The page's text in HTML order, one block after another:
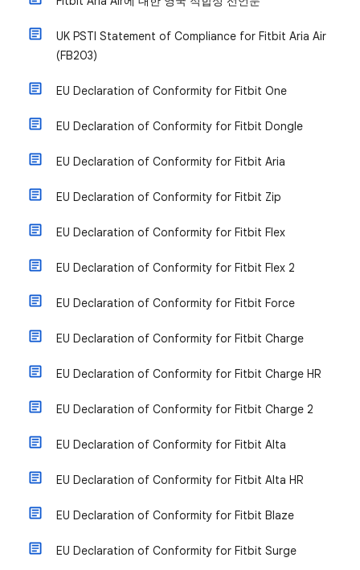
UK PSTI Statement of Compliance for Fitbit Aria Air
(FB203)
EU Declaration of Conformity for Fitbit One
EU Declaration of Conformity for Fitbit Dongle
EU Declaration of Conformity for Fitbit Aria
EU Declaration of Conformity for Fitbit Zip
EU Declaration of Conformity for Fitbit Flex
EU Declaration of Conformity for Fitbit Flex 2
EU Declaration of Conformity for Fitbit Force
EU Declaration of Conformity for Fitbit Charge
EU Declaration of Conformity for Fitbit Charge HR
EU Declaration of Conformity for Fitbit Charge 2
EU Declaration of Conformity for Fitbit Alta
EU Declaration of Conformity for Fitbit Alta HR
EU Declaration of Conformity for Fitbit Blaze
EU Declaration of Conformity for Fitbit Surge